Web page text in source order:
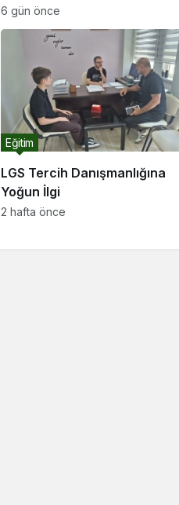
6 gün önce
LGS Tercih Danışmanlığına
Yoğun İlgi
Eğitim
2 hafta önce